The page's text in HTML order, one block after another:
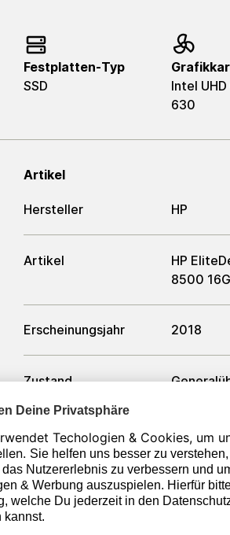
Festplatten-Typ
SSD
Intel
630
Artikel
Hersteller HP
Artikel
HP
8500
Erscheinungsjahr 2018
Zustand
Formfaktor Ultra
Farbe Schwarz